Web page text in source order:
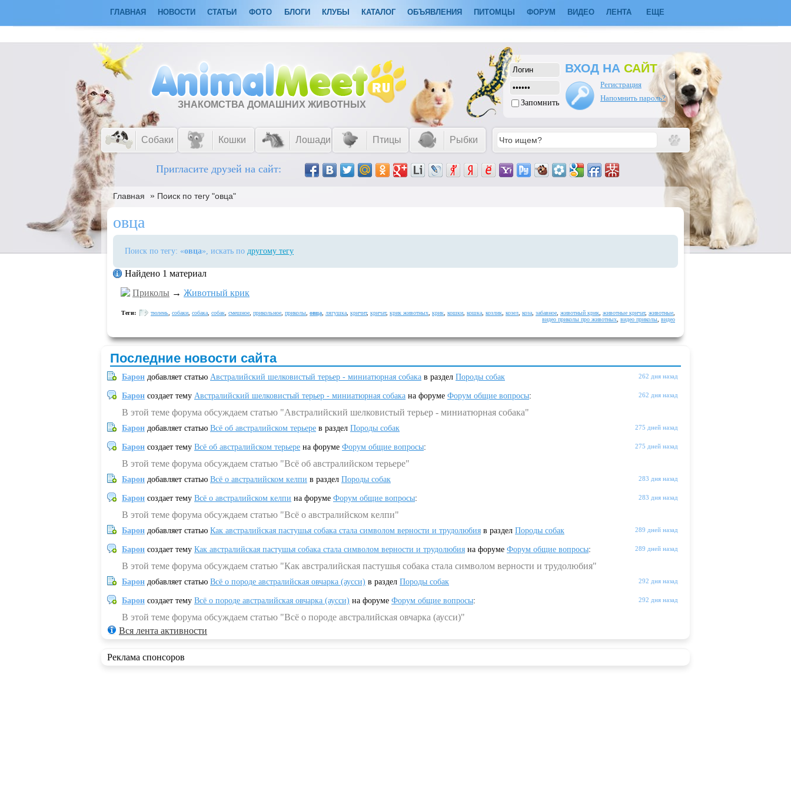
ГЛАВНАЯ НОВОСТИ СТАТЬИ ФОТО БЛОГИ КЛУБЫ КАТАЛОГ ОБЪЯВЛЕНИЯ ПИТОМЦЫ ФОРУМ ВИДЕО ЛЕНТА ЕЩЕ
ЗНАКОМСТВА ДОМАШНИХ ЖИВОТНЫХ Запомнить
ВХОД НА САЙТ
Регистрация
Напомнить пароль?
Собаки Кошки Лошади Птицы Рыбки
Пригласите друзей на сайт:
Главная » Поиск по тегу "овца"
овца
Поиск по тегу: «овца», искать по другому тегу
Найдено 1 материал
Приколы → Животный крик
Теги: тюлень собаки собака собак смешное прикольное приколы овца лягушка кричит, кричат, крик животных крик кошки кошка козлик козел коза забавное животный крик животные кричат, животные
видео приколы про животных видео приколы видео
Последние новости сайта
262 дня назад
Барон добавляет статью Австралийский шелковистый терьер - миниатюрная собака в раздел Породы собак
262 дня назад
Барон создает тему Австралийский шелковистый терьер - миниатюрная собака на форуме Форум общие вопросы:
В этой теме форума обсуждаем статью "Австралийский шелковистый терьер - миниатюрная собака"
275 дней назад
Барон добавляет статью Всё об австралийском терьере в раздел Породы собак
275 дней назад
Барон создает тему Всё об австралийском терьере на форуме Форум общие вопросы:
В этой теме форума обсуждаем статью "Всё об австралийском терьере"
283 дня назад
Барон добавляет статью Всё о австралийском келпи в раздел Породы собак
283 дня назад
Барон создает тему Всё о австралийском келпи на форуме Форум общие вопросы:
В этой теме форума обсуждаем статью "Всё о австралийском келпи"
289 дней назад
Барон добавляет статью Как австралийская пастушья собака стала символом верности и трудолюбия в раздел Породы собак
289 дней назад
Барон создает тему Как австралийская пастушья собака стала символом верности и трудолюбия на форуме Форум общие вопросы:
В этой теме форума обсуждаем статью "Как австралийская пастушья собака стала символом верности и трудолюбия"
292 дня назад
Барон добавляет статью Всё о породе австралийская овчарка (аусси) в раздел Породы собак
292 дня назад
Барон создает тему Всё о породе австралийская овчарка (аусси) на форуме Форум общие вопросы:
В этой теме форума обсуждаем статью "Всё о породе австралийская овчарка (аусси)"
Вся лента активности
Реклама спонсоров